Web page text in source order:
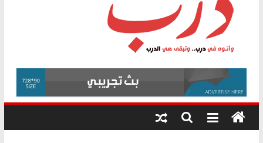
فرحات سليمان يكتب: القطاع الصحي إلى
أين؟
حزب التحالف الشعبي يطلق لجنة “الحق
في الصحة” بالإسكندرية لرصد الانتهاكات
ودعم المرضى
الوزاري لمدينة الصحفيين.. وانتهاء أعمال
إنشاء المبنى الإداري
المجلس القومي لحقوق الإنسان يعلن
متابعة قضية الدكتور محمد زهران.. ويؤكد:
قرينة البراءة وضمانات المحاكمة العادلة
درب
وأتوه
درب..
وتبقى
هي